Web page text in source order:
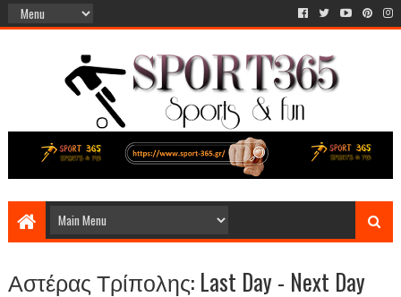
Αστέρας Τρίπολης: Last Day - Next Day